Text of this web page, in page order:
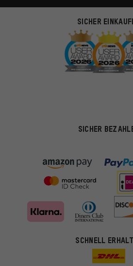
SICHER
SICHER
SCHNELL